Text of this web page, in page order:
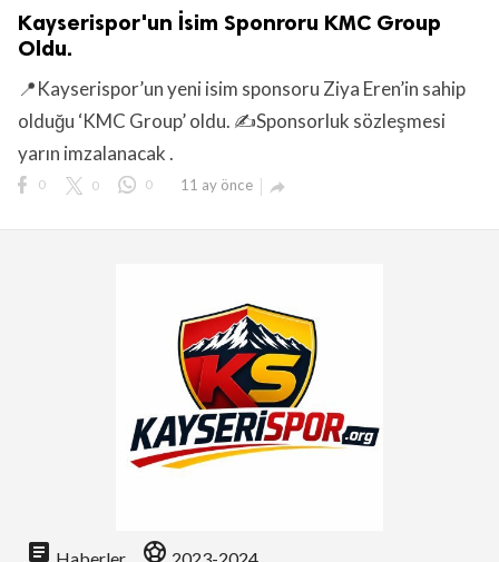
Kayserispor'un İsim Sponroru KMC Group
Oldu.
📍Kayserispor’un yeni isim sponsoru Ziya Eren’in sahip
olduğu ‘KMC Group’ oldu. ✍️Sponsorluk sözleşmesi
yarın imzalanacak .
0 0 0 11 ay önce 
article sports_soccer